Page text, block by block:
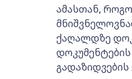
ამასთან,
ქაღალდზე